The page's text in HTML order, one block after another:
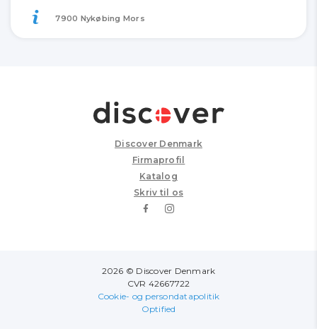
7900 Nykøbing Mors
Discover Denmark
Firmaprofil
Katalog
Skriv til os
2026 © Discover Denmark
CVR 42667722
Cookie- og persondatapolitik
Optified